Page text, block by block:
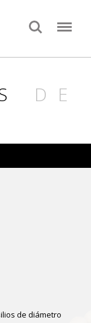
Search Menu
DE
de diámetro